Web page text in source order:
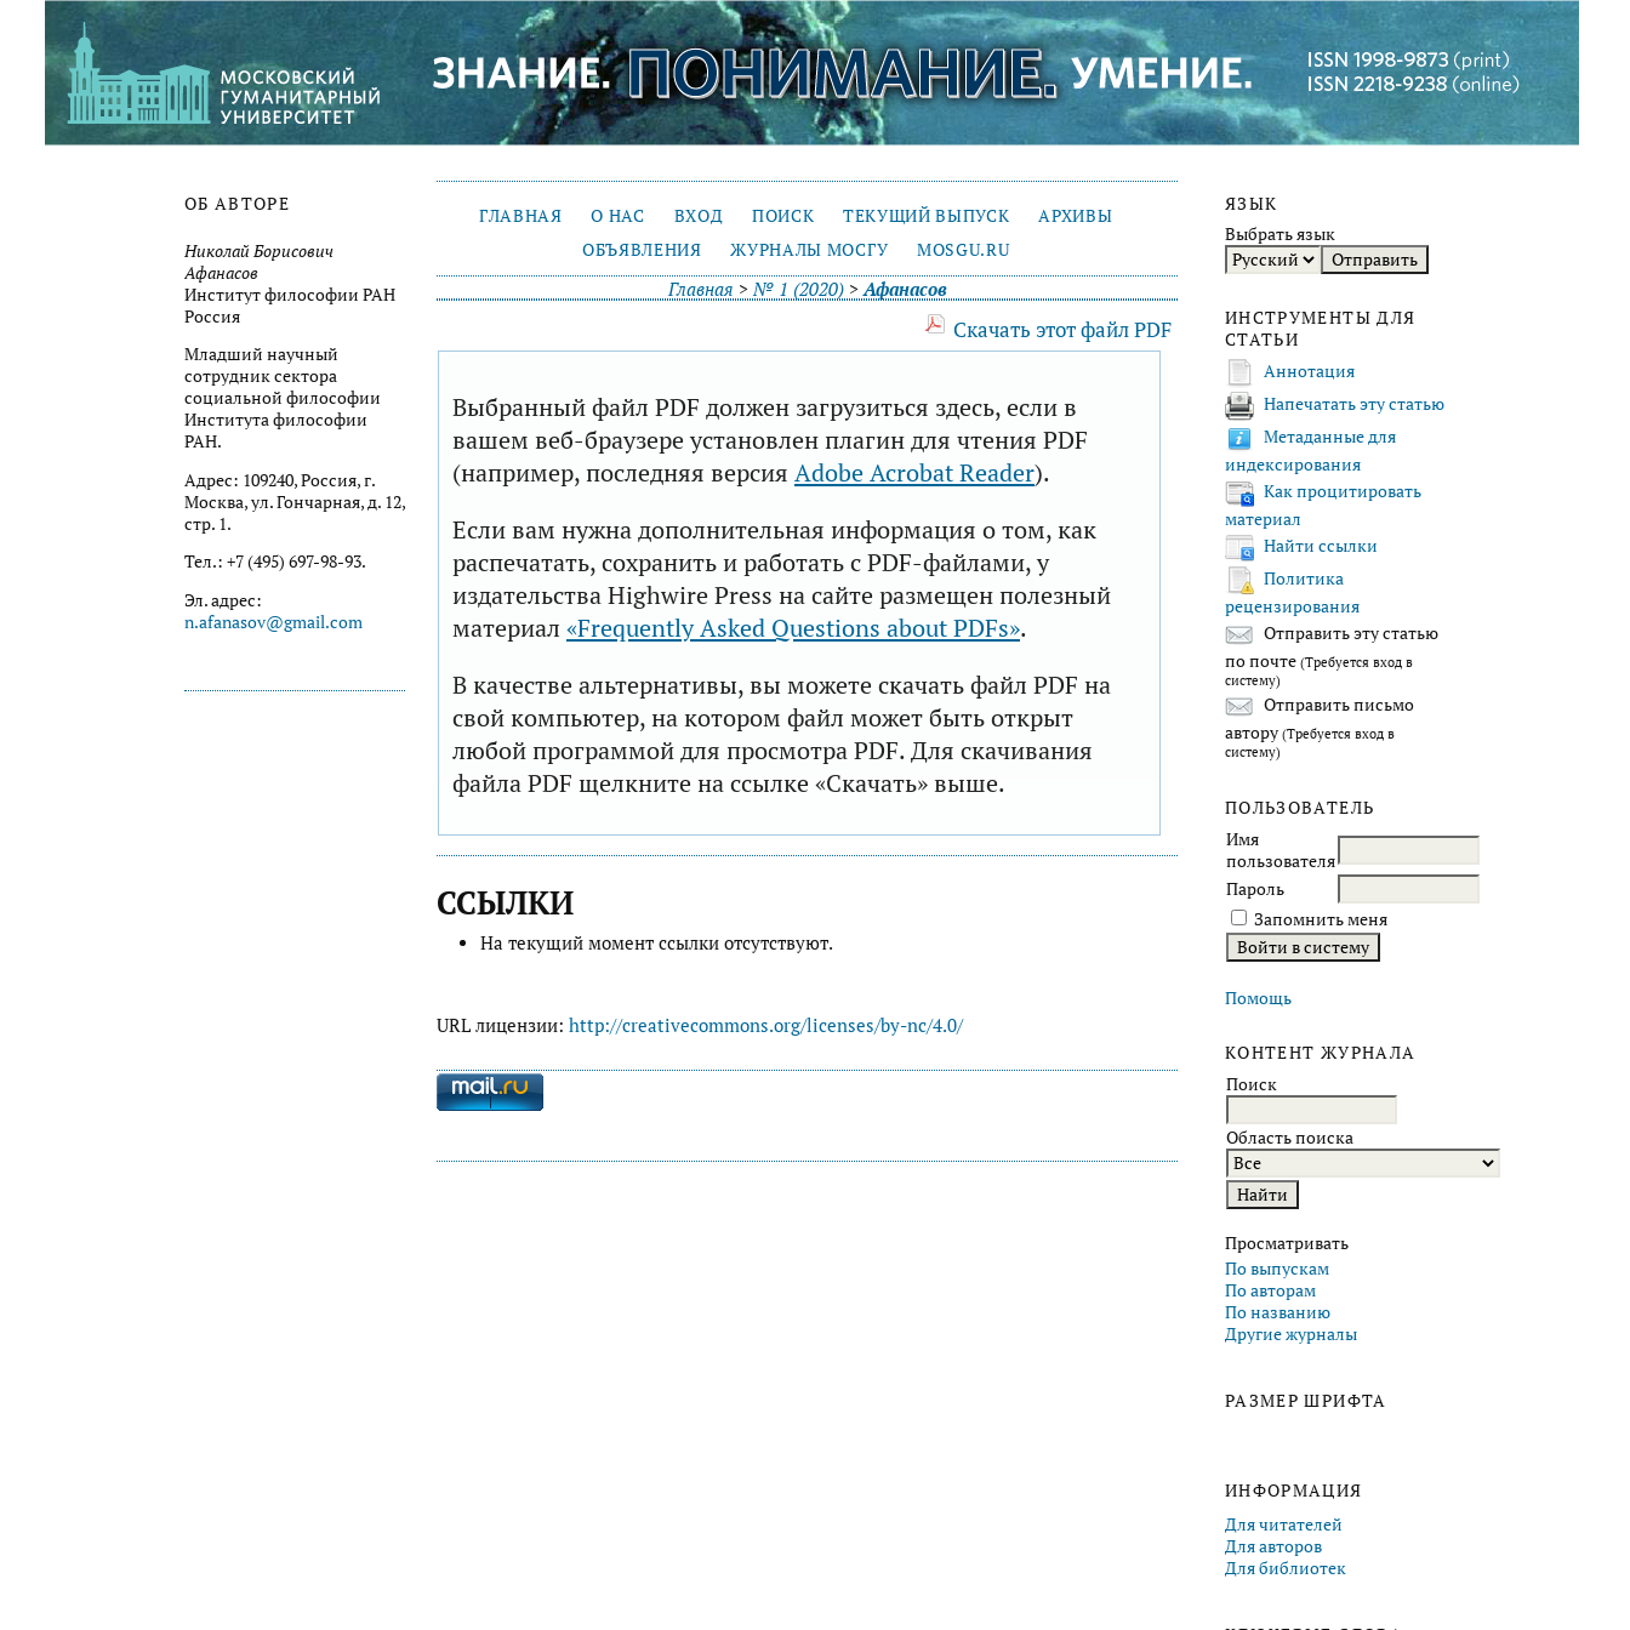
ОБ АВТОРЕ
Николай Борисович
Афанасов
Институт философии РАН
Россия
Младший научный
сотрудник сектора
социальной философии
Института философии
РАН.
Адрес: 109240, Россия, г.
Москва, ул. Гончарная, д. 12,
стр. 1.
Тел.: +7 (495) 697-98-93.
Эл. адрес:
n.afanasov@gmail.com
ЯЗЫК
Выбрать язык
ИНСТРУМЕНТЫ ДЛЯ
СТАТЬИ
Аннотация
Напечатать эту статью
Метаданные для
индексирования
Как процитировать
материал
Найти ссылки
Политика
рецензирования
Отправить эту статью
по почте (Требуется вход в
систему)
Отправить письмо
автору (Требуется вход в
систему)
ПОЛЬЗОВАТЕЛЬ
Имя
пользователя
Пароль
Запомнить меня
Помощь
КОНТЕНТ ЖУРНАЛА
Поиск
Область поиска
Просматривать
По выпускам
По авторам
По названию
Другие журналы
РАЗМЕР ШРИФТА
ИНФОРМАЦИЯ
Для читателей
Для авторов
Для библиотек
ГЛАВНАЯ О НАС ВХОД ПОИСК ТЕКУЩИЙ ВЫПУСК
АРХИВЫ
ОБЪЯВЛЕНИЯ
ЖУРНАЛЫ МОСГУ MOSGU.RU
Главная >№ 1 (2020)>Афанасов
Скачать этот файл PDF
Выбранный файл PDF должен загрузиться здесь, если в
вашем веб-браузере установлен плагин для чтения PDF
(например, последняя версия Adobe Acrobat Reader).
Если вам нужна дополнительная информация о том, как
распечатать, сохранить и работать с PDF-файлами, у
издательства Highwire Press на сайте размещен полезный
материал «Frequently Asked Questions about PDFs».
В качестве альтернативы, вы можете скачать файл PDF на
свой компьютер, на котором файл может быть открыт
любой программой для просмотра PDF. Для скачивания
файла PDF щелкните на ссылке «Скачать» выше.
ССЫЛКИ
На текущий момент ссылки отсутствуют.
URL лицензии: http://creativecommons.org/licenses/by-nc/4.0/